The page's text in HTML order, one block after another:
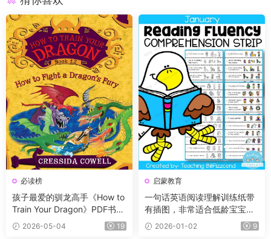
必读榜
孩子最爱的驯龙高手《How to
Train Your Dragon》PDF书籍
12册+电子书及音频+3册漫
画，蓝思值900L左右，适读年
2026-05-04 19
启蒙教育
一句话英语阅读理解训练纸带
有插图，非常适合低龄宝宝！
小红书爆款！
2026-01-02 9